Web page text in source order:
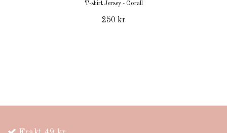
T-shirt Jersey - Corall
250 kr